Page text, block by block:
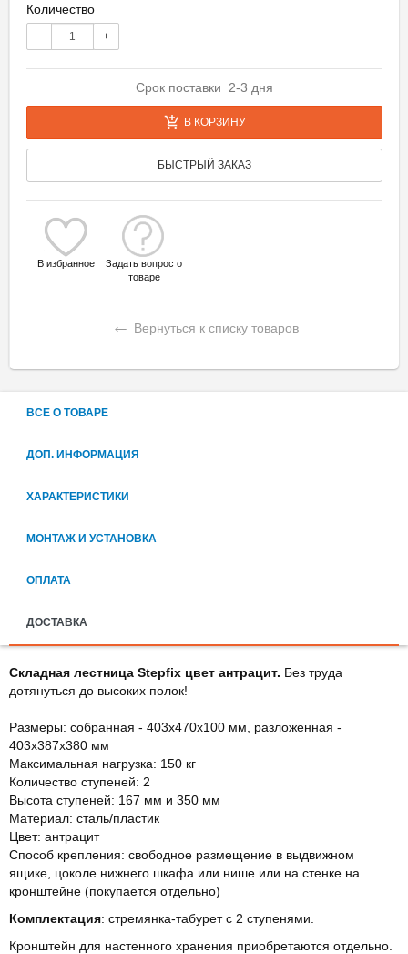
Количество
− +
Срок поставки 2-3 дня
В КОРЗИНУ
БЫСТРЫЙ ЗАКАЗ
В избранное
Задать вопрос о
товаре
← Вернуться к списку товаров
ВСЕ О ТОВАРЕ
ДОП. ИНФОРМАЦИЯ
ХАРАКТЕРИСТИКИ
МОНТАЖ И УСТАНОВКА
ОПЛАТА
ДОСТАВКА
Складная лестница Stepfix цвет антрацит. Без труда
дотянуться до высоких полок!
Размеры: собранная - 403х470х100 мм, разложенная -
403х387х380 мм
Максимальная нагрузка: 150 кг
Количество ступеней: 2
Высота ступеней: 167 мм и 350 мм
Материал: сталь/пластик
Цвет: антрацит
Способ крепления: свободное размещение в выдвижном
ящике, цоколе нижнего шкафа или нише или на стенке на
кронштейне (покупается отдельно)
Комплектация: стремянка-табурет с 2 ступенями.
Кронштейн для настенного хранения приобретаются отдельно.